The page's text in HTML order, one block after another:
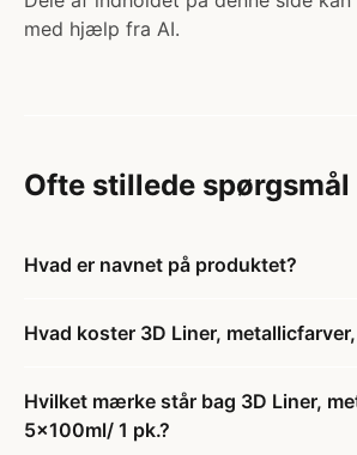
med hjælp fra AI.
Ofte stillede spørgsmål
Hvad er navnet på produktet?
Hvad koster 3D Liner,
Hvilket mærke står bag 3D Liner,
5x100ml/ 1 pk.?